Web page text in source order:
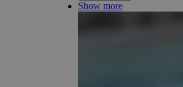
Show more